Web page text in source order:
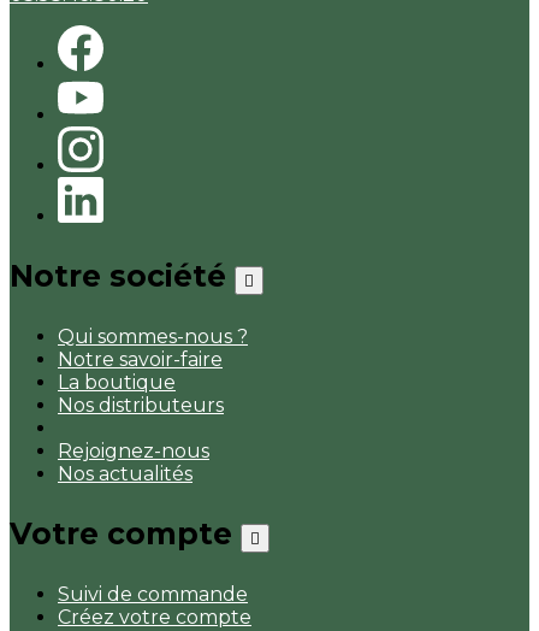
Notre société 
Qui sommes-nous ?
Notre savoir-faire
La boutique
Nos distributeurs
Rejoignez-nous
Nos actualités
Votre compte 
Suivi de commande
Créez votre compte